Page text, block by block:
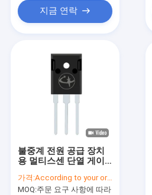
지금 연락
불중계 전원 공급 장치
용 멀티스센 단열 게이
버터
가격:According to your order requirement
MOQ:주문 요구 사항에 따라